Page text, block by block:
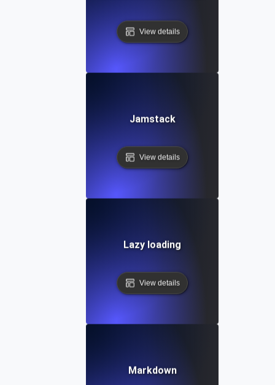
View details
Jamstack
View details
Lazy loading
View details
Markdown